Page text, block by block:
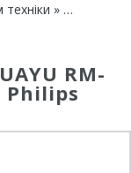
» Бренд
RM-
Philips